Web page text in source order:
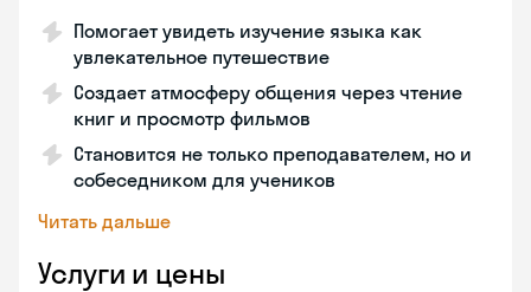
Помогает увидеть изучение языка как
увлекательное путешествие
Создает атмосферу общения через чтение
книг и просмотр фильмов
Становится не только преподавателем, но и
собеседником для учеников
Читать дальше
Услуги и цены